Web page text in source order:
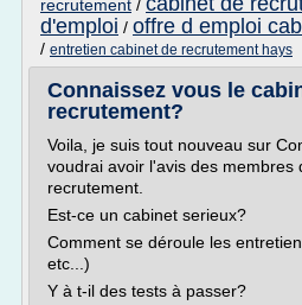
recrutement /
d'emploi / offre d emploi
/ entretien cabinet de recrutement hays
Connaissez vous le
recrutement?
Voila, je suis tout nouveau sur
voudrai avoir l'avis des membres
recrutement.
Est-ce un cabinet serieux?
Comment se déroule les
etc...)
Y à t-il des tests à passer?